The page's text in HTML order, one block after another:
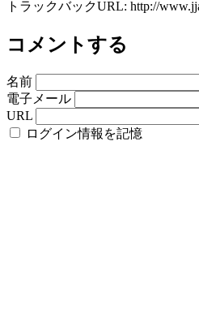
トラックバックURL: http://
コメントする
名前
電子メール
URL
ログイン情報を記憶